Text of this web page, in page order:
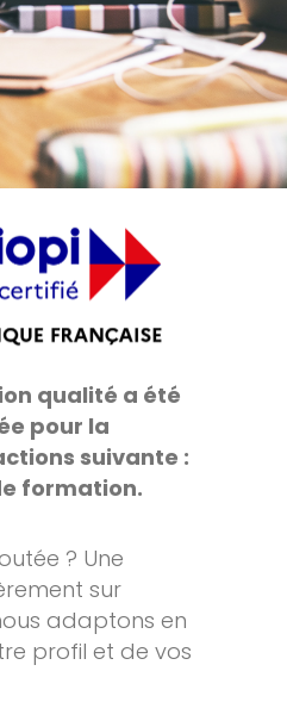
qualité a été
pour la
suivante :
formation.
? Une
sur
adaptons en
profil et de vos